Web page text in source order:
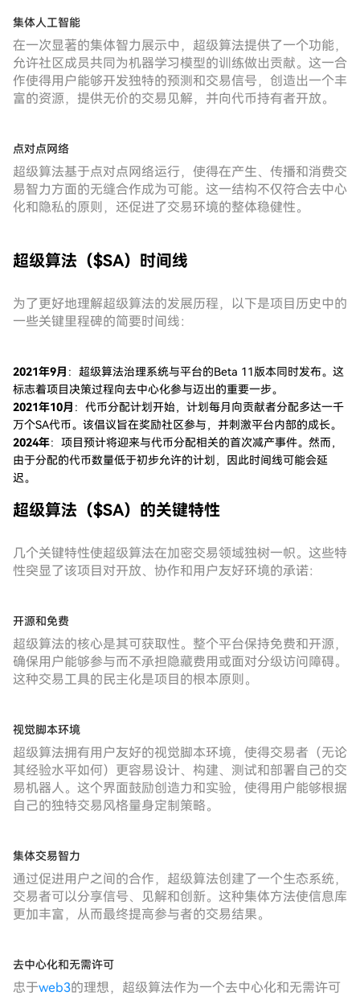
集体人工智能
在一次显著的集体智力展示中，超级算法提供了一个功能，
允许社区成员共同为机器学习模型的训练做出贡献。这一合
作使得用户能够开发独特的预测和交易信号，创造出一个丰
富的资源，提供无价的交易见解，并向代币持有者开放。
点对点网络
超级算法基于点对点网络运行，使得在产生、传播和消费交
易智力方面的无缝合作成为可能。这一结构不仅符合去中心
化和隐私的原则，还促进了交易环境的整体稳健性。
超级算法（$SA）时间线
为了更好地理解超级算法的发展历程，以下是项目历史中的
一些关键里程碑的简要时间线：
2021年9月 ：超级算法治理系统与平台的Beta 11版本同时发布。这
标志着项目决策过程向去中心化参与迈出的重要一步。
2021年10月 ：代币分配计划开始，计划每月向贡献者分配多达一千
万个SA代币。该倡议旨在奖励社区参与，并刺激平台内部的成长。
2024年：项目预计将迎来与代币分配相关的首次减产事件。然而，
由于分配的代币数量低于初步允许的计划，因此时间线可能会延
迟。
超级算法（$SA）的关键特性
几个关键特性使超级算法在加密交易领域独树一帜。这些特
性突显了该项目对开放、协作和用户友好环境的承诺：
开源和免费
超级算法的核心是其可获取性。整个平台保持免费和开源，
确保用户能够参与而不承担隐藏费用或面对分级访问障碍。
这种交易工具的民主化是项目的根本原则。
视觉脚本环境
超级算法拥有用户友好的视觉脚本环境，使得交易者（无论
其经验水平如何）更容易设计、构建、测试和部署自己的交
易机器人。这个界面鼓励创造力和实验，使得用户能够根据
自己的独特交易风格量身定制策略。
集体交易智力
通过促进用户之间的合作，超级算法创建了一个生态系统，
交易者可以分享信号、见解和创新。这种集体方法使信息库
更加丰富，从而最终提高参与者的交易结果。
去中心化和无需许可
忠于web3的理想，超级算法作为一个去中心化和无需许可